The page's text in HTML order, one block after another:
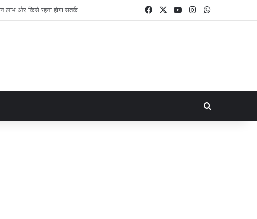
FacebookYouTubeInstagram
Search for